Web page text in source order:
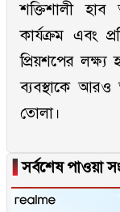
শক্তিশালী হাব
কার্যক্রম এবং
প্রিয়শপের লক্ষ্য
ব্যবস্থাকে
তোলা।
▐সর্বশেষ পাওয়া